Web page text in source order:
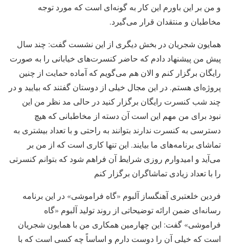
و من بر این باورم این کار به گونه‌ای است که مورد توجه
مخاطبان و منتقدان قرار می‌گیرد.
همایون شجریان در بخش دیگری از این نشست گفت: چند سال
پیش من پیشنهاد دادم که حاضر کنسرت‌های خیابانی را به صورت
رایگان برگزار کنم و الان هم می‌گویم که آماده حمایت از چنین
پروژه‌ای هستم. در این مجال خیلی از دوستان گفتند که بیایید و در
چند شب کنسرت رایگان برگزار کنید در حالی مد نظر من این
نبود برای من مهم این است آن دسته از مخاطبانی که هیچ
دسترسی به کنسرت ندارند بتوانند به راحتی و با تعداد بیشتری به
تماشای برنامه‌های ما بیایند. این تنها کاری است که از من بر
می‌آید و امیدوارم روزی شرایط آن فراهم شود که بتوانم کنسرتی
را با تعداد زیادی تماشاگران برگزار کنم
فردین خلعتبری آهنگساز آلبوم «گاه فراموشی» در این برنامه
رسانه‌ای ضمن ارائه توضیحاتی از روند تولید آلبوم «گاه
فراموشی» گفت: این چهارمین همکاری من با همایون شجریان
است که خیلی آن را دوست دارم و اساساً چه کسی است که با